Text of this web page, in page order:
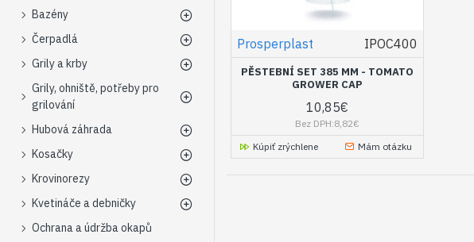
Bazény
Čerpadlá
Grily a krby
Grily, ohniště, potřeby pro
grilování
Hubová záhrada
Kosačky
Krovinorezy
Kvetináče a debničky
Ochrana a údržba okapů
Prosperplast IPOC400
PĚSTEBNÍ SET 385 MM - TOMATO
GROWER CAP
10,85€
Bez DPH:8,82€
Kúpiť zrýchlene
Mám otázku